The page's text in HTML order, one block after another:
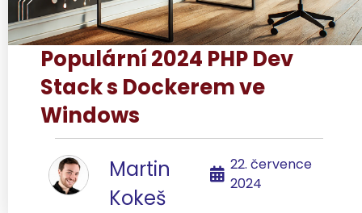
Populární 2024 PHP Dev
Stack s Dockerem ve
Windows
Martin
Kokeš
22. července
2024